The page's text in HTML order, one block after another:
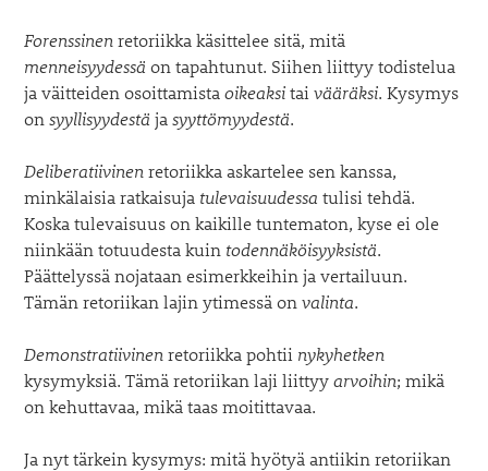
Forenssinenretoriikka käsittelee sitä, mitä
menneisyydessä on tapahtunut. Siihen liittyy todistelua
ja väitteiden osoittamistaoikeaksitaivääräksi. Kysymys
onsyyllisyydestä jasyyttömyydestä.
Deliberatiivinenretoriikka askartelee sen kanssa,
minkälaisia ratkaisuja tulevaisuudessa tulisi tehdä.
Koska tulevaisuus on kaikille tuntematon, kyse ei ole
niinkään totuudesta kuin todennäköisyyksistä.
Päättelyssä nojataan esimerkkeihin ja vertailuun.
Tämän retoriikan lajin ytimessä onvalinta.
Demonstratiivinenretoriikka pohtii nykyhetken
kysymyksiä. Tämä retoriikan laji liittyyarvoihin; mikä
on kehuttavaa, mikä taas moitittavaa.
Ja nyt tärkein kysymys: mitä hyötyä antiikin retoriikan